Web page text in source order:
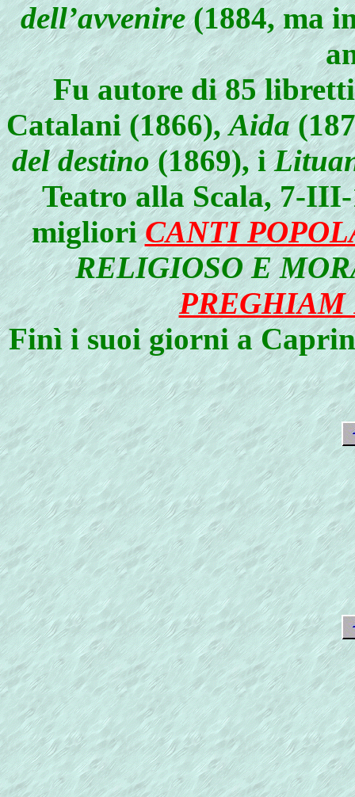
dell’avvenire(1884, ma
Fu autore di 85
Catalani (1866),Aida
del destino(1869), i
Teatro alla Scala, 7-
miglioriCANTI
RELIGIOSO E
Finì i suoi giorni a